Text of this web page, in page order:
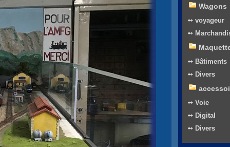
Wagons
➻ voyageur
➻
➻ Bâtiments
➻ Divers
➻ Voie
➻ Digital
➻ Divers